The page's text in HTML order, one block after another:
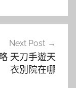
Next Post
天刀手遊天
衣別院在哪